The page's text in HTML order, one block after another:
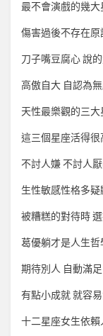
最不會演戲的幾大
傷害過後不存在原
刀子嘴豆腐心 說
高傲自大 自認為
天性最樂觀的三大
這三個星座活得
不討人嫌 不討人
生性敏感性格多
被糟糕的對待時
葛優躺才是人生
期待別人 自動滿
有點小成就 就容
十二星座女生依